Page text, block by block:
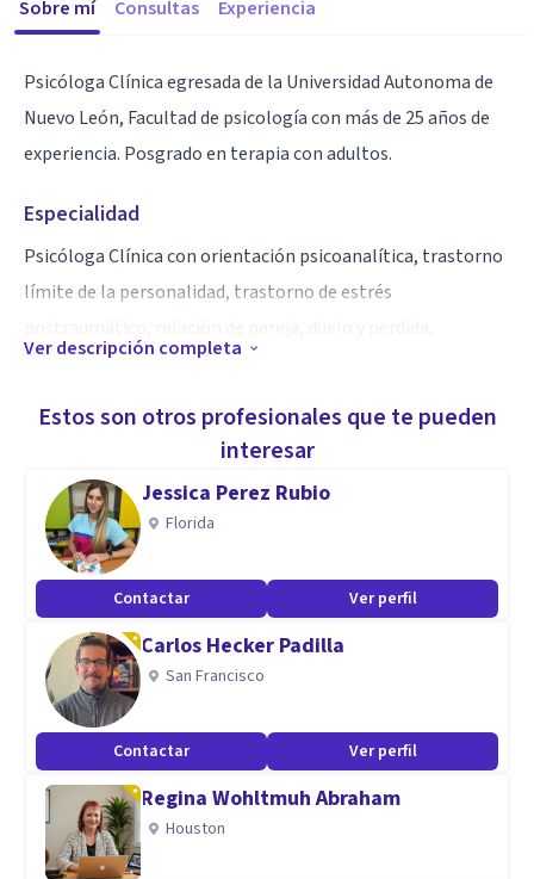
Sobre mí Consultas Experiencia
Psicóloga Clínica egresada de la Universidad Autonoma de
Nuevo León, Facultad de psicología con más de 25 años de
experiencia. Posgrado en terapia con adultos.
Especialidad
Psicóloga Clínica con orientación psicoanalítica, trastorno
límite de la personalidad, trastorno de estrés
tanatología, ansiedad, crisis de angustia, problemas en el
Especialidad en niños, adolescentes, adultos; pareja y
terapia familiar sistémica.
Ver descripción completa
Estos son otros profesionales que te pueden
interesar
Jessica Perez Rubio
Florida
Contactar Ver perfil
Carlos Hecker Padilla
San Francisco
Contactar Ver perfil
Regina Wohltmuh Abraham
Houston